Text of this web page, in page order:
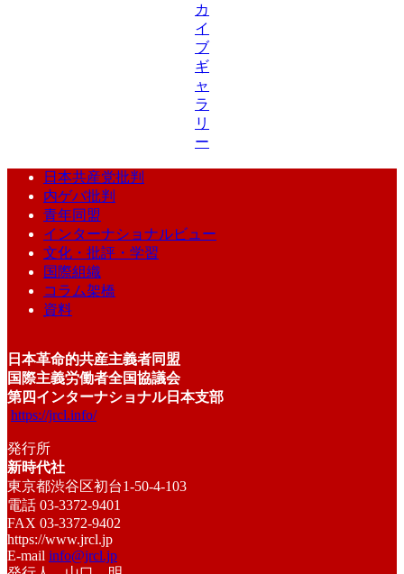
カ
イ
ブ
ギ
ャ
ラ
リ
ー
日本共産党批判
内ゲバ批判
青年同盟
インターナショナルビュー
文化・批評・学習
国際組織
コラム架橋
資料
日本革命的共産主義者同盟
国際主義労働者全国協議会
第四インターナショナル日本支部
https://jrcl.info/
発行所
新時代社
東京都渋谷区初台1-50-4-103
電話 03-3372-9401
FAX 03-3372-9402
https://www.jrcl.jp
E-mail info@jrcl.jp